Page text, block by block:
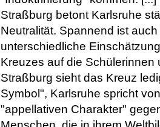
Straßburg betont Karlsruhe
Neutralität. Spannend ist auch
unterschiedliche
Kreuzes auf die Schülerinnen
Straßburg sieht das Kreuz
Symbol", Karlsruhe spricht
"appellativen Charakter"